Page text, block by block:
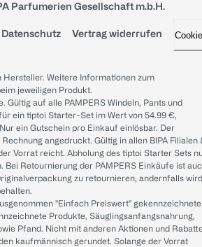
Parfumerien Gesellschaft m.b.H.
Datenschutz Vertrag widerrufen
Hersteller. Weitere Informationen zum
jeweiligen Produkt.
Gültig auf alle PAMPERS Windeln, Pants und
ein tiptoi Starter-Set im Wert von 54.99 €,
ein Gutschein pro Einkauf einlösbar. Der
angedruckt. Gültig in allen BIPA Filialen
Vorrat reicht. Abholung des tiptoi Starter Sets
Bei Retournierung der PAMPERS Einkäufe ist
zu retournieren, andernfalls wird
"Einfach Preiswert" gekennzeichnete
Produkte, Säuglingsanfangsnahrung,
Pfand. Nicht mit anderen Aktionen und
kaufmännisch gerundet. Solange der Vorrat